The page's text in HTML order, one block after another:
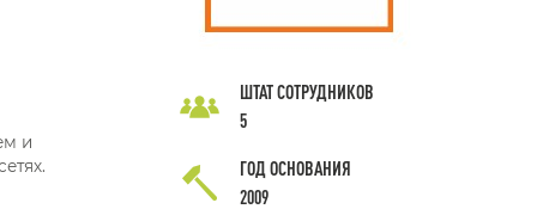
и
ШТАТ СОТРУДНИКОВ
5
ГОД ОСНОВАНИЯ
2009